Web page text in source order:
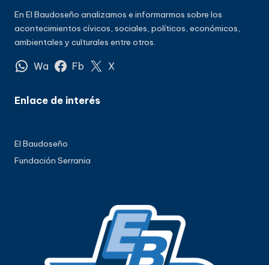
En El Baudoseño analizamos e informarmos sobre los
acontecimientos cívicos, sociales, políticos, económicos,
ambientales y culturales entre otros.
Wa Fb X
Enlace de interés
El Baudoseño
Fundación Serrania